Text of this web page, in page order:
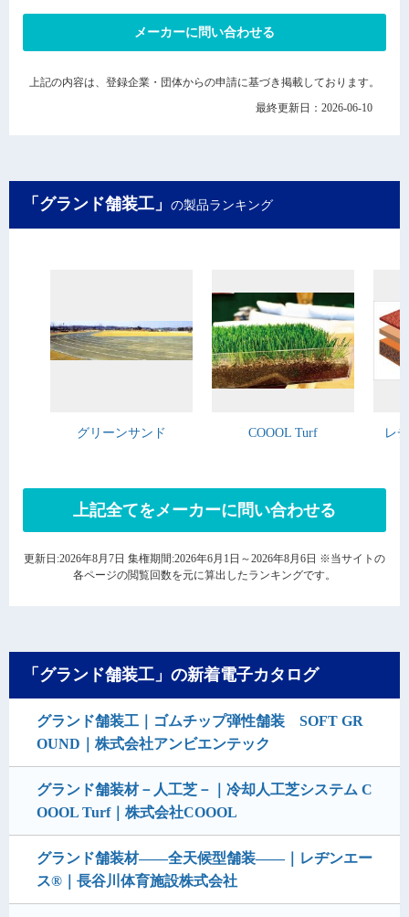
メーカーに問い合わせる
上記の内容は、登録企業・団体からの申請に基づき掲載しております。
最終更新日：2026-06-10
「グランド舗装工」 の製品ランキング
グリーンサンド COOOL Turf レ
上記全てをメーカーに問い合わせる
更新日:2026年8月7日 集権期間:2026年6月1日～2026年8月6日 ※当サイトの
各ページの閲覧回数を元に算出したランキングです。
「グランド舗装工」の新着電子カタログ
グランド舗装工｜ゴムチップ弾性舗装 SOFT GR
OUND｜株式会社アンビエンテック
グランド舗装材－人工芝－｜冷却人工芝システム C
OOOL Turf｜株式会社COOOL
グランド舗装材――全天候型舗装――｜レヂンエー
ス®｜長谷川体育施設株式会社